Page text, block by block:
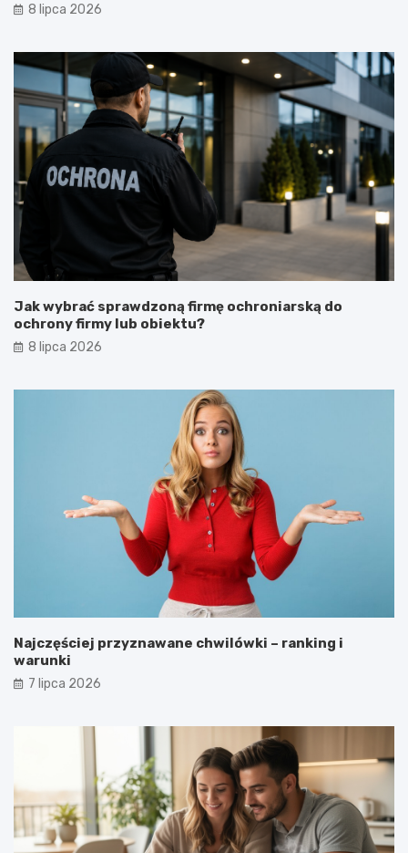
8 lipca 2026
Jak wybrać sprawdzoną firmę ochroniarską do
ochrony firmy lub obiektu?
8 lipca 2026
Najczęściej przyznawane chwilówki – ranking i
warunki
7 lipca 2026